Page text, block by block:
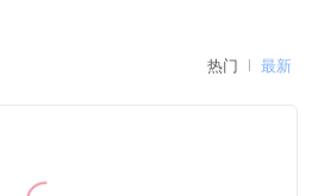
热门 最新